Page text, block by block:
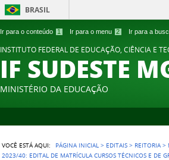
Ir para o conteúdo 1 Ir para o menu 2 Ir para a
BRASIL
INSTITUTO FEDERAL DE EDUCAÇÃO, CIÊNCIA E
IF SUDESTE
MINISTÉRIO DA EDUCAÇÃO
VOCÊ ESTÁ AQUI: PÁGINA INICIAL > EDITAIS > REITORIA >
2023/40: EDITAL DE MATRÍCULA CURSOS TÉCNICOS E DE